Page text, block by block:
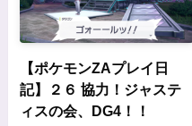
【ポケモンZAプレイ日
記】２６ 協力！ジャステ
ィスの会、DG4！！